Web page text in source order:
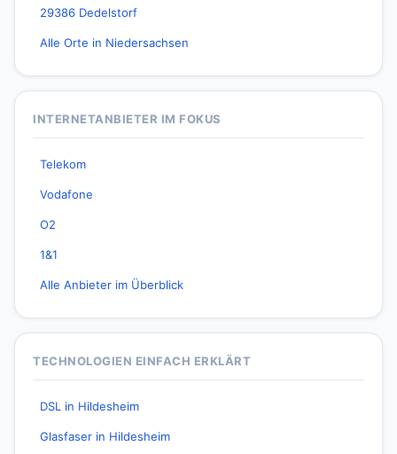
29386 Dedelstorf
Alle Orte in Niedersachsen
INTERNETANBIETER IM FOKUS
Telekom
Vodafone
O2
1&1
Alle Anbieter im Überblick
TECHNOLOGIEN EINFACH ERKLÄRT
DSL in Hildesheim
Glasfaser in Hildesheim